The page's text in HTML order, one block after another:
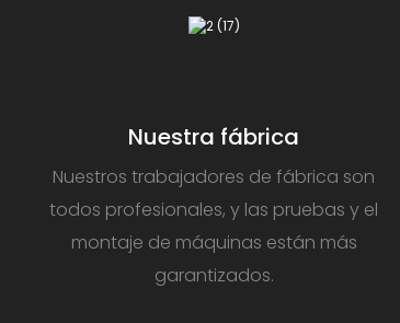
Nuestra fábrica
Nuestros trabajadores de fábrica son
todos profesionales, y las pruebas y el
montaje de máquinas están más
garantizados.